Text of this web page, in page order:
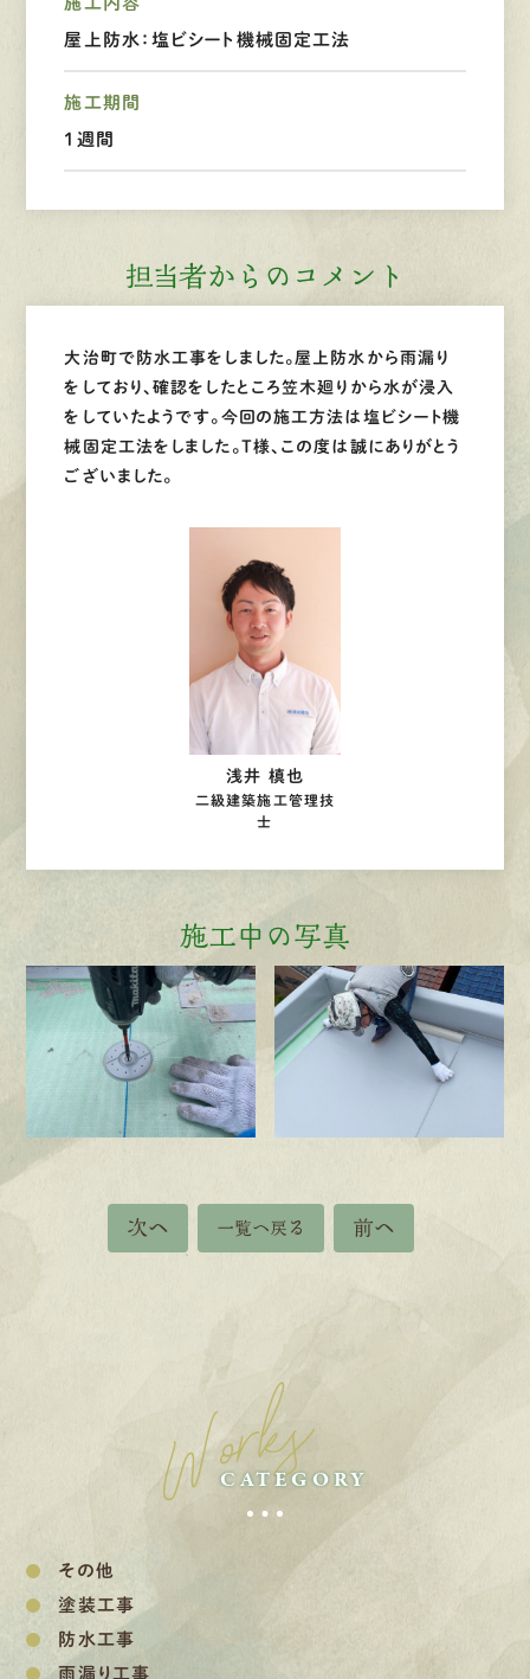
Webお問い合わせ
屋上防水：塩ビシート機械固定工法
施工期間
1週間
担当者からのコメント
大治町で防水工事をしました。屋上防水から雨漏り
をしており、確認をしたところ笠木廻りから水が浸入
をしていたようです。今回の施工方法は塩ビシート機
械固定工法をしました。T様、この度は誠にありがとう
ございました。
浅井 槙也
二級建築施工管理技
士
施工中の写真
次へ 一覧へ戻る 前へ
Works
CATEGORY
その他
塗装工事
防水工事
雨漏り工事